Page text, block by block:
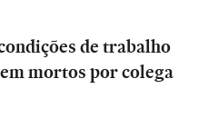
de trabalho
mortos por colega